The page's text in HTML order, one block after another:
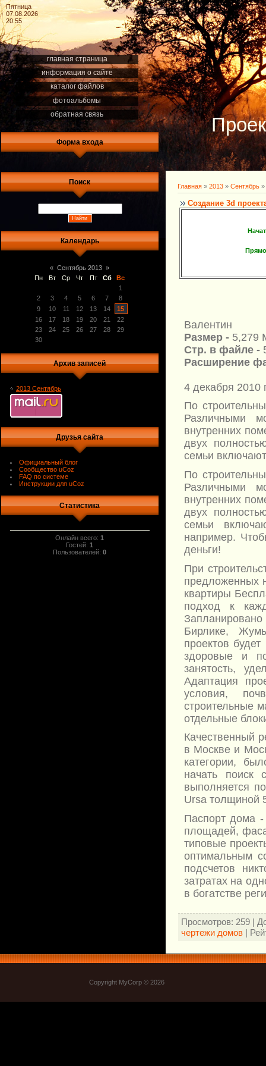
Пятница
07.08.2026
20:55
главная страница
информация о сайте
каталог файлов
фотоальбомы
обратная связь
Форма входа
Поиск
Календарь
« Сентябрь 2013 »
Пн
Вт Ср Чт Пт Сб
Вс
1
2
3 4 5 6 7
8
9
10 11 12 13 14
15
16
17 18 19 20 21
22
23
24 25 26 27 28
29
30
Архив записей
2013 Сентябрь
Друзья сайта
Официальный блог
Сообщество uCoz
FAQ по системе
Инструкции для uCoz
Статистика
Онлайн всего:1
Гостей:1
Пользователей:0
Главная » 2013 » Сентябрь »
Создание 3d
Валентин
Размер - 5,279
Стр. в файле -
Расширение
4 декабря 2010
По
Различными
внутренних
двух
семьи
По
Различными
внутренних
двух
семьи
например.
деньги!
При
предложенных
квартиры
подход к
Бирлике,
проектов
здоровые и
занятость,
Адаптация
условия,
строительные
отдельные
Качественный
в Москве и
категории,
начать
выполняется
Ursa толщиной
Паспорт дома
площадей,
типовые
оптимальным
подсчетов
затратах на
в богатстве
Просмотров: 259 |
чертежи домов |
Copyright MyCorp © 2026